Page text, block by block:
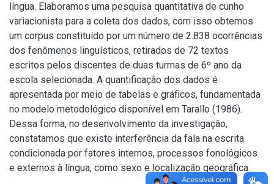
língua. Elaboramos uma pesquisa quantitativa de cunho
variacionista para a coleta dos dados, com isso obtemos
um corpus constituído por um número de 2.838 ocorrências
dos fenômenos linguísticos, retirados de 72 textos
escritos pelos discentes de duas turmas de 6º ano da
escola selecionada. A quantificação dos dados é
apresentada por meio de tabelas e gráficos, fundamentada
no modelo metodológico disponível em Tarallo (1986).
Dessa forma, no desenvolvimento da investigação,
constatamos que existe interferência da fala na escrita
condicionada por fatores internos, processos fonológicos
e externos à língua, como sexo e localização geográfica.